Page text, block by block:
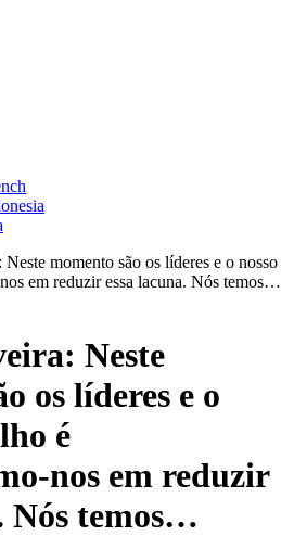
momento são os líderes e o nosso
em reduzir essa lacuna. Nós temos…
Neste
os líderes e o
é
nos em reduzir
Nós temos…